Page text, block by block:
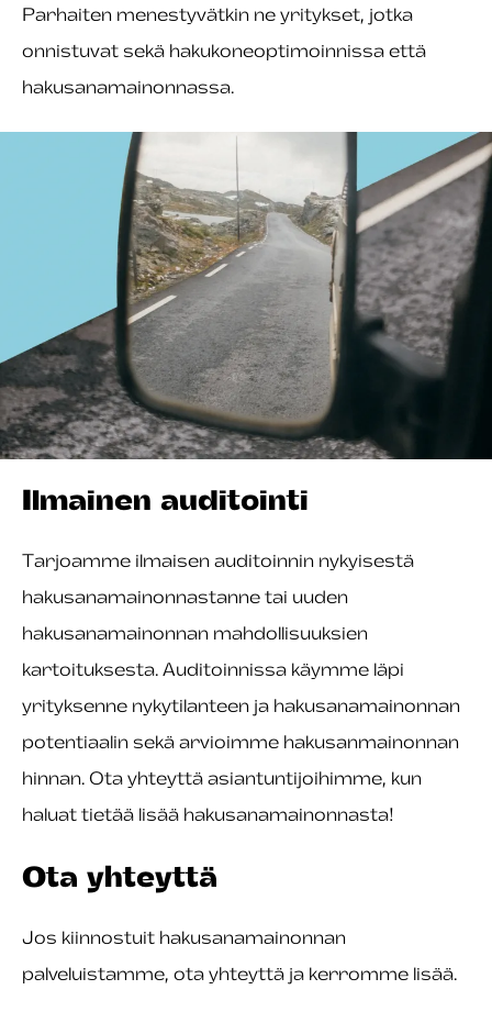
Parhaiten menestyvätkin ne yritykset, jotka
onnistuvat sekä hakukoneoptimoinnissa että
hakusanamainonnassa.
Ilmainen auditointi
Tarjoamme ilmaisen auditoinnin nykyisestä
hakusanamainonnastanne tai uuden
hakusanamainonnan mahdollisuuksien
kartoituksesta. Auditoinnissa käymme läpi
yrityksenne nykytilanteen ja hakusanamainonnan
potentiaalin sekä arvioimme hakusanmainonnan
hinnan. Ota yhteyttä asiantuntijoihimme, kun
haluat tietää lisää hakusanamainonnasta!
Ota yhteyttä
Jos kiinnostuit hakusanamainonnan
palveluistamme, ota yhteyttä ja kerromme lisää.